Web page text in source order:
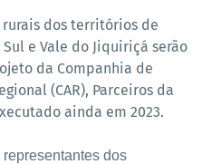
dos territórios de
e Vale do Jiquiriçá serão
da Companhia de
(CAR), Parceiros da
ainda em 2023.
dos